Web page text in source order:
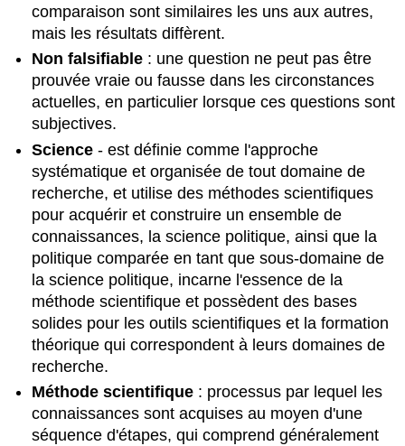
comparaison sont similaires les uns aux autres,
mais les résultats diffèrent.
Non falsifiable : une question ne peut pas être
prouvée vraie ou fausse dans les circonstances
actuelles, en particulier lorsque ces questions sont
subjectives.
Science - est définie comme l'approche
systématique et organisée de tout domaine de
recherche, et utilise des méthodes scientifiques
pour acquérir et construire un ensemble de
connaissances, la science politique, ainsi que la
politique comparée en tant que sous-domaine de
la science politique, incarne l'essence de la
méthode scientifique et possèdent des bases
solides pour les outils scientifiques et la formation
théorique qui correspondent à leurs domaines de
recherche.
Méthode scientifique : processus par lequel les
connaissances sont acquises au moyen d'une
séquence d'étapes, qui comprend généralement